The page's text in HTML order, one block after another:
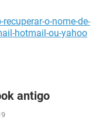
o-nome-de-
hotmail-ou-yahoo
antigo